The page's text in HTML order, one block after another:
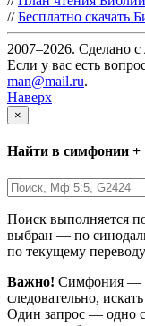
// Бесплатно скачать
2007–2026. Сделано
Если у вас есть
man@mail.ru.
Наверх
×
Найти в симфонии +
Поиск выполняется
выбран — по
по текущему
Важно! Симфония —
следовательно,
Один запрос — одно